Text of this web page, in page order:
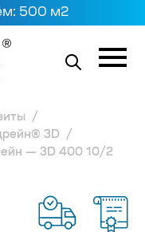
3D
— 3D 400 10/2
500 м2